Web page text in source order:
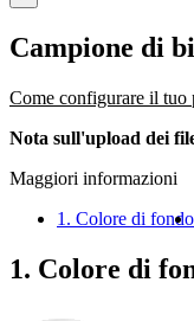
Campione di
Come configurare il tuo
Nota sull'upload dei
Maggiori informazioni
1. Colore di fondo
1. Colore di